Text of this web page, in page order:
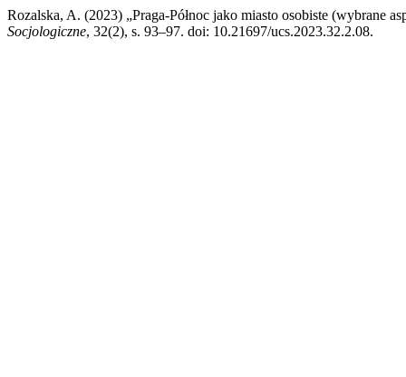
Rozalska, A. (2023) „Praga-Północ jako miasto osobiste (wybrane
Socjologiczne, 32(2), s. 93–97. doi: 10.21697/ucs.2023.32.2.08.